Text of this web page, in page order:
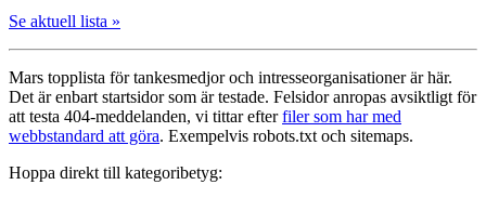
Se aktuell lista »
Mars topplista för tankesmedjor och intresse­organisationer är här.
Det är enbart startsidor som är testade. Felsidor anropas avsiktligt för
att testa 404-meddelanden, vi tittar efterfiler som har med
webbstandard att göra. Exempelvis robots.txt och sitemaps.
Hoppa direkt till kategoribetyg: